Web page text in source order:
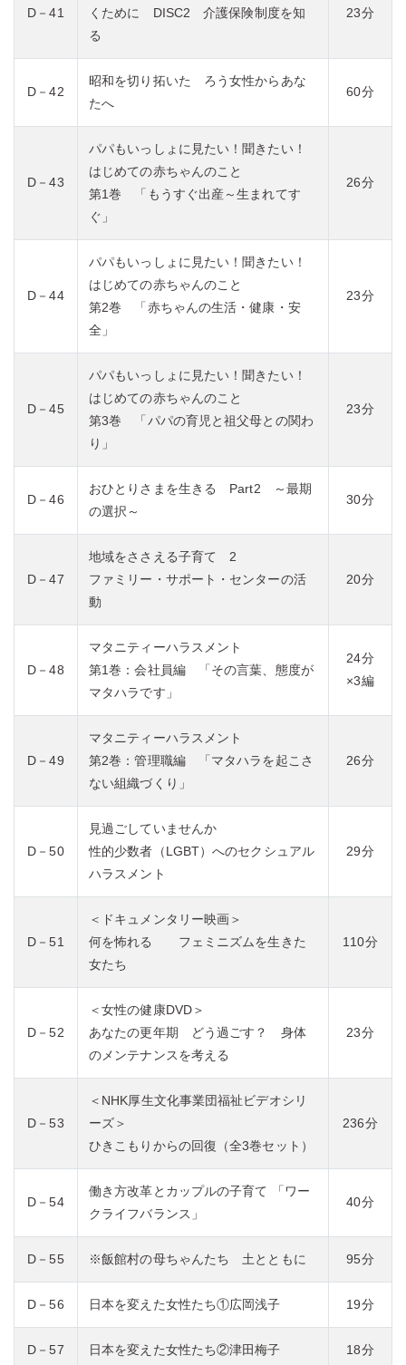
D－41
くために DISC2 介護保険制度を知
る
23分
D－42
昭和を切り拓いた ろう女性からあな
たへ
60分
D－43
パパもいっしょに見たい！聞きたい！
はじめての赤ちゃんのこと
第1巻 「もうすぐ出産～生まれてす
ぐ」
26分
D－44
パパもいっしょに見たい！聞きたい！
はじめての赤ちゃんのこと
第2巻 「赤ちゃんの生活・健康・安
全」
23分
D－45
パパもいっしょに見たい！聞きたい！
はじめての赤ちゃんのこと
第3巻 「パパの育児と祖父母との関わ
り」
23分
D－46
おひとりさまを生きる Part2 ～最期
の選択～
30分
D－47
地域をささえる子育て 2
ファミリー・サポート・センターの活
動
20分
D－48
マタニティーハラスメント
第1巻：会社員編 「その言葉、態度が
マタハラです」
24分
×3編
D－49
マタニティーハラスメント
第2巻：管理職編 「マタハラを起こさ
ない組織づくり」
26分
D－50
見過ごしていませんか
性的少数者（LGBT）へのセクシュアル
ハラスメント
29分
D－51
＜ドキュメンタリー映画＞
何を怖れる フェミニズムを生きた
女たち
110分
D－52
＜女性の健康DVD＞
あなたの更年期 どう過ごす？ 身体
のメンテナンスを考える
23分
D－53
＜NHK厚生文化事業団福祉ビデオシリ
ーズ＞
ひきこもりからの回復（全3巻セット）
236分
D－54
働き方改革とカップルの子育て 「ワー
クライフバランス」
40分
D－55 ※飯館村の母ちゃんたち 土とともに 95分
D－56 日本を変えた女性たち①広岡浅子 19分
D－57 日本を変えた女性たち②津田梅子 18分